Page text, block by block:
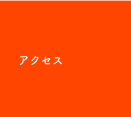
アクセス